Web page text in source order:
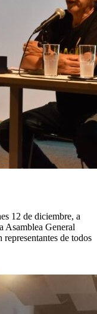
12 de diciembre, a
Asamblea General
de todos